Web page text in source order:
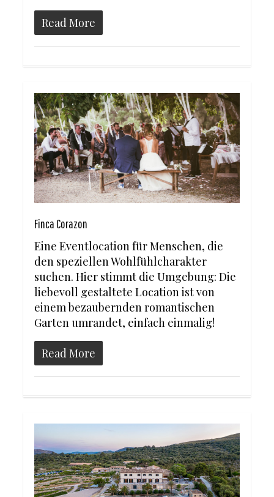
Read More
Finca Corazon
Eine Eventlocation für Menschen, die
den speziellen Wohlfühlcharakter
suchen. Hier stimmt die Umgebung: Die
liebevoll gestaltete Location ist von
einem bezaubernden romantischen
Garten umrandet, einfach einmalig!
Read More